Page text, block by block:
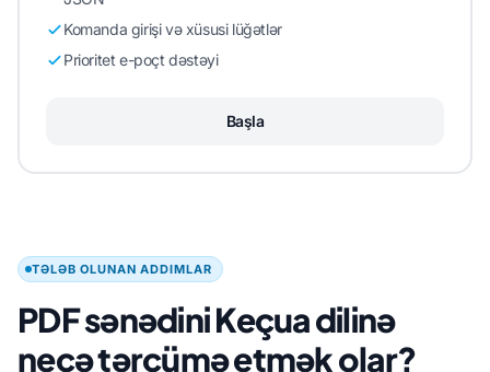
Komanda girişi və xüsusi lüğətlər
Prioritet e-poçt dəstəyi
Başla
TƏLƏB OLUNAN ADDIMLAR
PDF sənədini Keçua dilinə
necə tərcümə etmək olar?